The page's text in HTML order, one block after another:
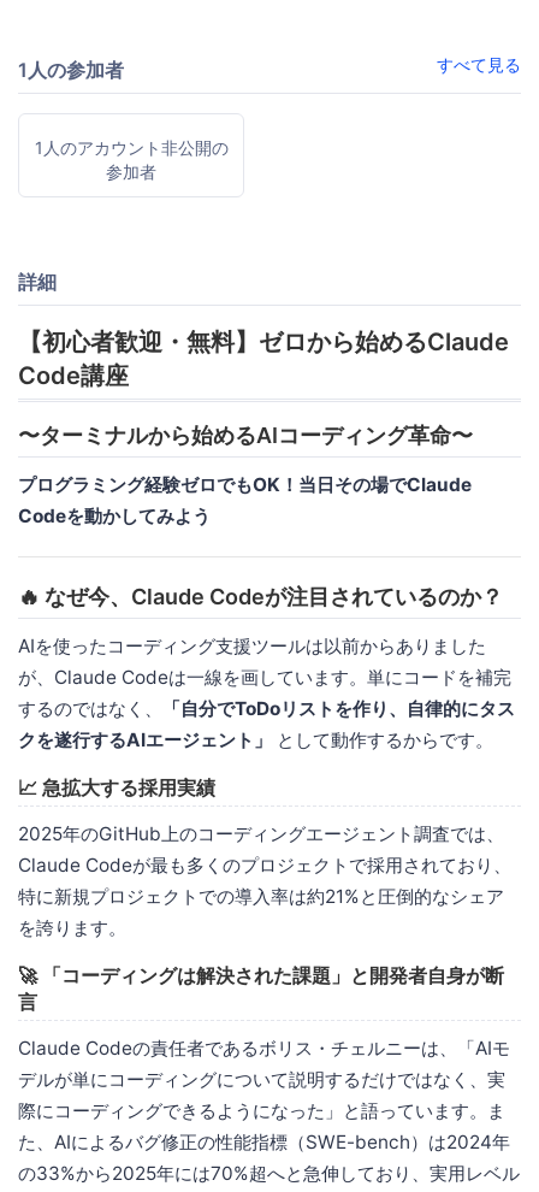
1人の参加者 すべて見る
1人のアカウント非公開の
参加者
詳細
【初心者歓迎・無料】ゼロから始めるClaude
Code講座
〜ターミナルから始めるAIコーディング革命〜
プログラミング経験ゼロでもOK！当日その場でClaude
Codeを動かしてみよう
🔥 なぜ今、Claude Codeが注目されているのか？
AIを使ったコーディング支援ツールは以前からありました
が、Claude Codeは一線を画しています。単にコードを補完
するのではなく、
「自分でToDoリストを作り、自律的にタス
クを遂行するAIエージェント」
として動作するからです。
📈 急拡大する採用実績
2025年のGitHub上のコーディングエージェント調査では、
Claude Codeが最も多くのプロジェクトで採用されており、
特に新規プロジェクトでの導入率は約21%と圧倒的なシェア
を誇ります。
🚀 「コーディングは解決された課題」と開発者自身が断
言
Claude Codeの責任者であるボリス・チェルニーは、「AIモ
デルが単にコーディングについて説明するだけではなく、実
際にコーディングできるようになった」と語っています。ま
た、AIによるバグ修正の性能指標（SWE-bench）は2024年
の33%から2025年には70%超へと急伸しており、実用レベル